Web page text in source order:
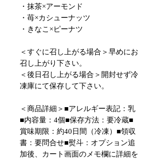
・抹茶×アーモンド
・苺×カシューナッツ
・きなこ×ピーナツ
＜すぐに召し上がる場合＞早めにお
召し上がり下さい。
＜後日召し上がる場合＞開封せず冷
凍庫にて保存して下さい。
＜商品詳細＞■アレルギー表記：乳
■内容量：4個■保存方法：要冷蔵■
賞味期限：約40日間（冷凍）■領収
書：要問合せ■熨斗：オプション追
加後、カート画面のメモ欄に詳細を